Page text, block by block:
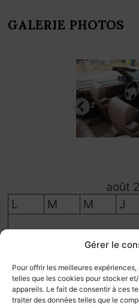
Gérer le
Pour offrir les meilleures
telles que les cookies pour stocker
appareils. Le fait de consentir à ces
traiter des données telles que le
GALERIE PHOTOS
août
L
M M J
5 6
10
11 12
17
18 19
24
25 26